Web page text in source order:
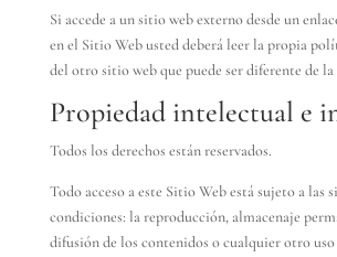
Si accede a un sitio web externo desde un
en el Sitio Web usted deberá leer la propia
del otro sitio web que puede ser diferente de la
Propiedad intelectual e
Todos los derechos están reservados.
Todo acceso a este Sitio Web está sujeto a las
condiciones: la reproducción, almacenaje
difusión de los contenidos o cualquier otro uso